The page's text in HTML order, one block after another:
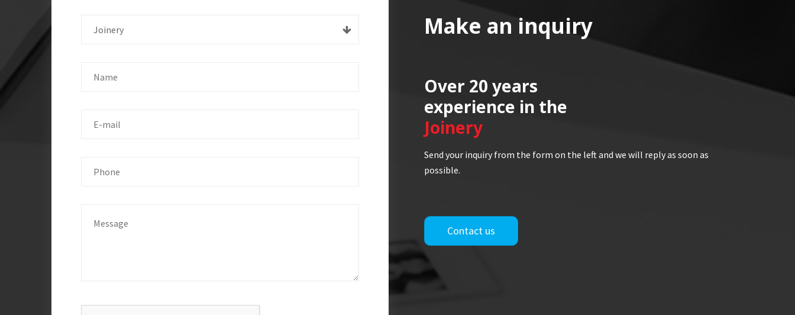
Joinery Make an inquiry
Over 20 years
experience in the
Joinery
Send your inquiry from the form on the left and we will reply as soon as
possible.
Contact us